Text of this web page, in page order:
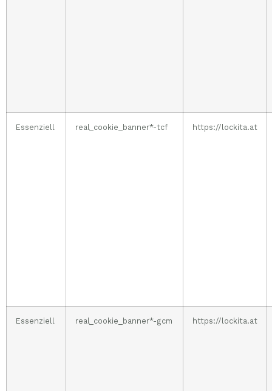
Essenziell real_cookie_banner*-tcf https://lockita.at
Essenziell real_cookie_banner*-gcm https://lockita.at